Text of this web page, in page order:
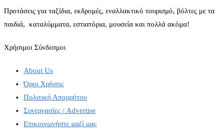
Προτάσεις για ταξίδια, εκδρομές, εναλλακτικό τουρισμό, βόλτες με τα
παιδιά, καταλύμματα, εστιατόρια, μουσεία και πολλά ακόμα!
Χρήσιμοι Σύνδεσμοι
About Us
Όροι Χρήσης
Πολιτική Απορρήτου
Συνεργασίες / Advertise
Επικοινωνήστε μαζί μας